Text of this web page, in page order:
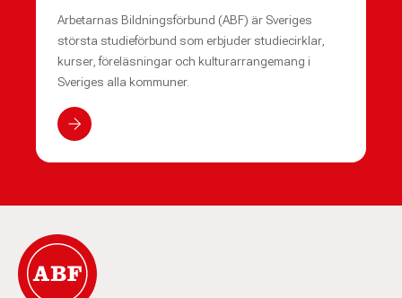
Arbetarnas Bildningsförbund (ABF) är Sveriges
största studieförbund som erbjuder studiecirklar,
kurser, föreläsningar och kulturarrangemang i
Sveriges alla kommuner.